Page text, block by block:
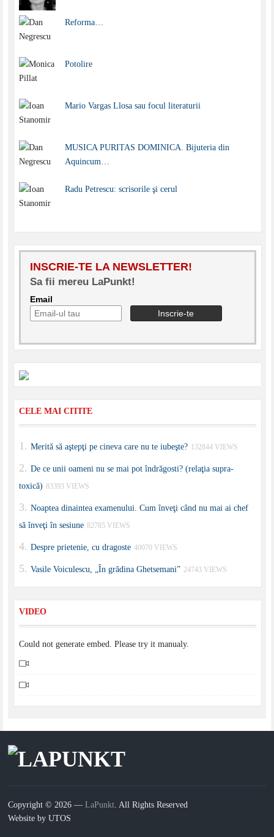
Reforma…
Potolire
Mario Vargas Llosa sau focul literaturii
MUSICA PURITAS DOMINICA. Bijuteria din
Aquincum…
Radu Petrescu: scrisorile şi cerul
INSCRIE-TE LA NEWSLETTER!
Sa fii mereu LaPunkt!
Email
CELE MAI CITITE
Merită să aştepţi pe cineva care nu te iubeşte? 132844 VIEWS
De ce unii oameni nu se mai pot îndrăgosti? (relaţia supra-
toxică) 83393 VIEWS
Noaptea dinaintea examenului. Cum înveţi când nu mai ai chef
să înveţi în sesiune 82785 VIEWS
Despre prietenie, cu dragoste 40070 VIEWS
Vasile Voiculescu, „În grădina Ghetsemani” 24743 VIEWS
VIDEO
Could not generate embed. Please try it manualy.
Copyright © 2026 —LaPunkt. All Rights Reserved
Website by UTOS